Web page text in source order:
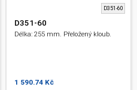
D351-60
D351-60
Délka: 255 mm. Přeložený kloub.
1 590.74 Kč